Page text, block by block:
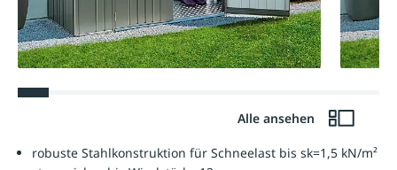
Alle ansehen
robuste Stahlkonstruktion für Schneelast bis sk=1,5 kN/m²